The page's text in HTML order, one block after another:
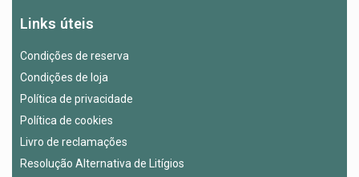
Links úteis
Condições de reserva
Condições de loja
Política de privacidade
Política de cookies
Livro de reclamações
Resolução Alternativa de Litígios